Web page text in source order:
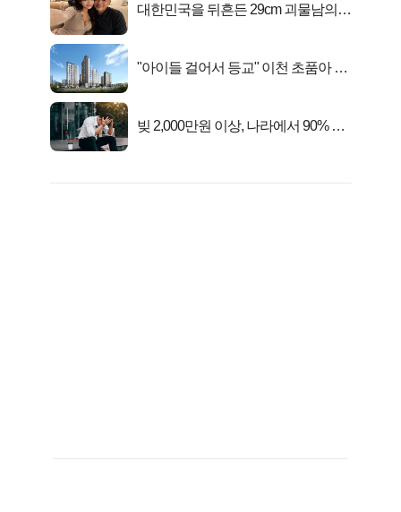
대한민국을 뒤흔든 29cm 괴물남의
"아이들 걸어서 등교" 이천 초품아 신
빚 2,000만원 이상, 나라에서 90% 갚